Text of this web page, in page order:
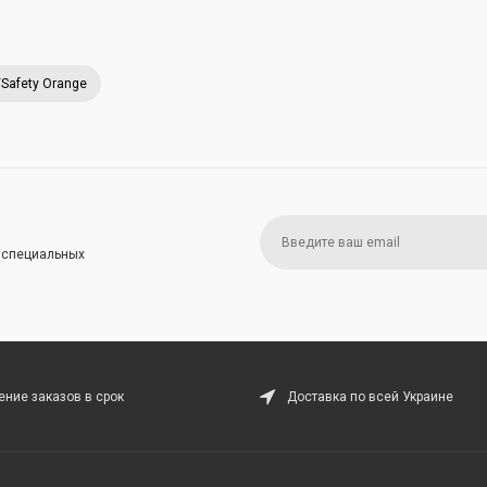
Orange
заказов в срок Доставка по всей Украине